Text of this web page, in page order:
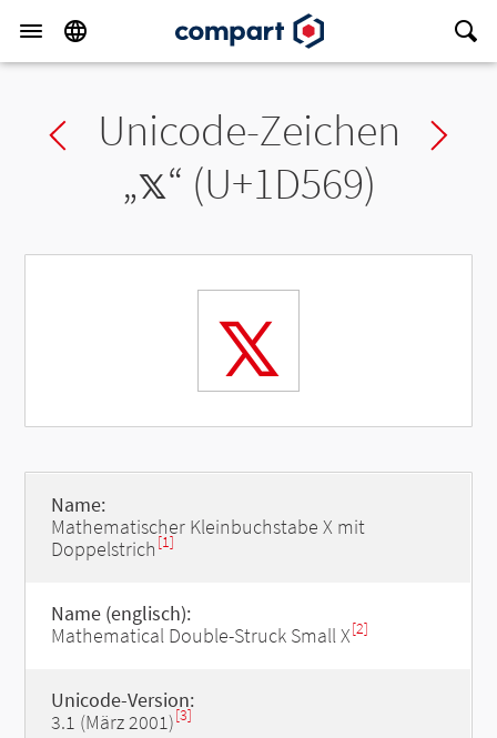
Previous char
Unicode-Zeichen
„𝕩“ (U+1D569)
𝕩
Name:
Mathematischer Kleinbuchstabe X mit
Doppelstrich [1]
Name (englisch):
Mathematical Double-Struck Small X[2]
Unicode-Version:
3.1 (März 2001)[3]